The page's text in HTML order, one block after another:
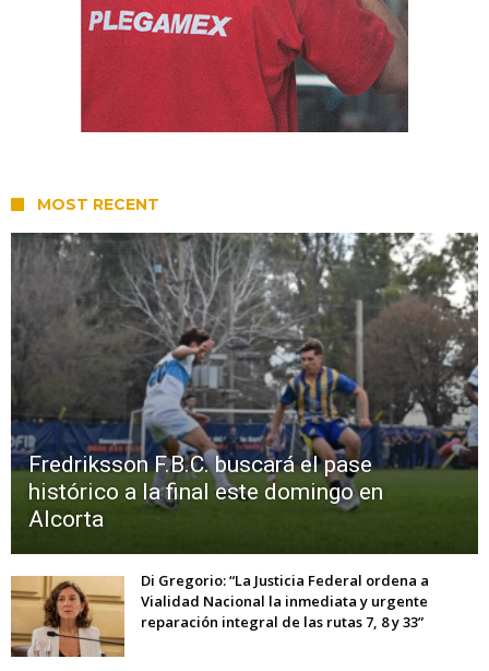
MOST RECENT
Fredriksson F.B.C. buscará el pase
histórico a la final este domingo en
Alcorta
Di Gregorio: “La Justicia Federal ordena a
Vialidad Nacional la inmediata y urgente
reparación integral de las rutas 7, 8 y 33”